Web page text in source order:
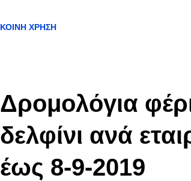
ΚΟΙΝΉ ΧΡΉΣΗ
Δρομολόγια
δελφίνι ανά
έως 8-9-2019